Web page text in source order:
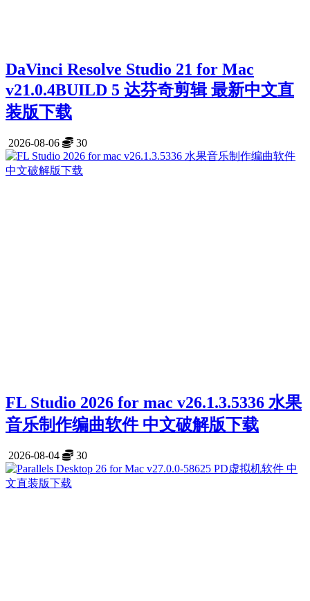
DaVinci Resolve Studio 21 for Mac
v21.0.4BUILD 5 达芬奇剪辑 最新中文直
装版下载
2026-08-06 30
FL Studio 2026 for mac v26.1.3.5336 水果
音乐制作编曲软件 中文破解版下载
2026-08-04 30